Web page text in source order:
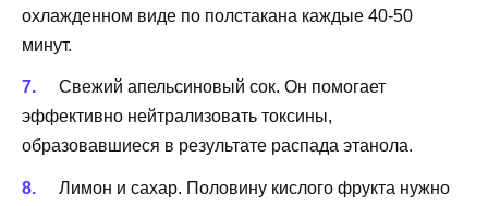
охлажденном виде по полстакана каждые 40-50
минут.
Свежий апельсиновый сок. Он помогает
эффективно нейтрализовать токсины,
образовавшиеся в результате распада этанола.
Лимон и сахар. Половину кислого фрукта нужно